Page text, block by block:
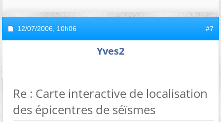
12/07/2006, 10h06 #7
Yves2
Re : Carte interactive de localisation
des épicentres de séïsmes